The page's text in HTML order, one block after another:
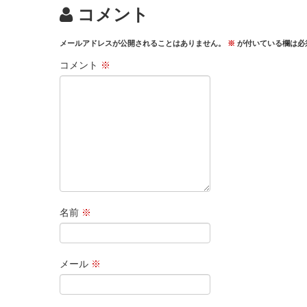
コメント
メールアドレスが公開されることはありません。 ※ が付いている欄は必
コメント ※
名前 ※
メール ※